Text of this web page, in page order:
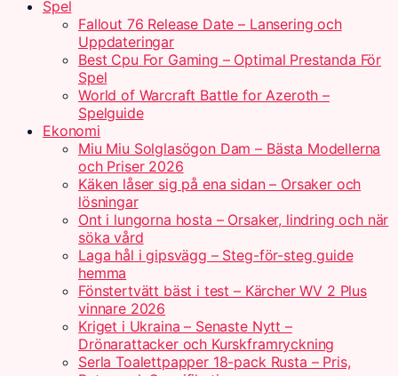
Spel
Fallout 76 Release Date – Lansering och
Uppdateringar
Best Cpu For Gaming – Optimal Prestanda För
Spel
World of Warcraft Battle for Azeroth –
Spelguide
Ekonomi
Miu Miu Solglasögon Dam – Bästa Modellerna
och Priser 2026
Käken låser sig på ena sidan – Orsaker och
lösningar
Ont i lungorna hosta – Orsaker, lindring och när
söka vård
Laga hål i gipsvägg – Steg-för-steg guide
hemma
Fönstertvätt bäst i test – Kärcher WV 2 Plus
vinnare 2026
Kriget i Ukraina – Senaste Nytt –
Drönarattacker och Kurskframryckning
Serla Toalettpapper 18-pack Rusta – Pris,